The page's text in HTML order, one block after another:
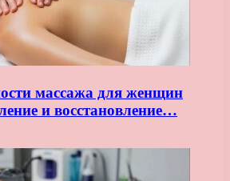
массажа для женщин
и восстановление…